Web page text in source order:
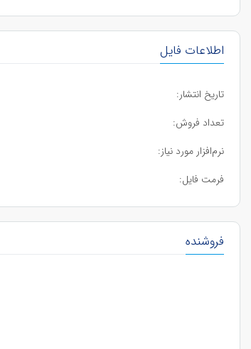
اطلاعات فایل
تاریخ انتشار:
تعداد فروش:
نرم‌افزار مورد نیاز:
فرمت فایل:
فروشنده